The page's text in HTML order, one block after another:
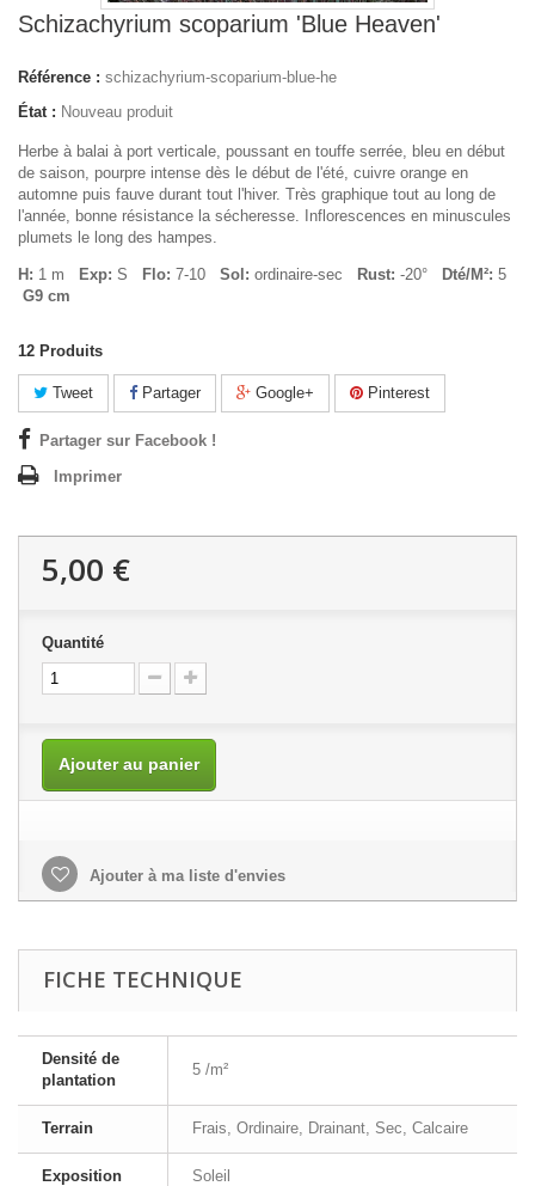
Schizachyrium scoparium 'Blue Heaven'
Référence : schizachyrium-scoparium-blue-he
État : Nouveau produit
Herbe à balai à port verticale, poussant en touffe serrée, bleu en début
de saison, pourpre intense dès le début de l'été, cuivre orange en
automne puis fauve durant tout l'hiver. Très graphique tout au long de
l'année, bonne résistance la sécheresse. Inflorescences en minuscules
plumets le long des hampes.
H: 1 m Exp: S Flo: 7-10 Sol: ordinaire-sec Rust: -20° Dté/M²: 5
G9 cm
12 Produits
Tweet Partager Google+ Pinterest
Partager sur Facebook !
Imprimer
5,00 €
Quantité
Ajouter au panier
Ajouter à ma liste d'envies
FICHE TECHNIQUE
Densité de
plantation
5 /m²
Terrain Frais, Ordinaire, Drainant, Sec, Calcaire
Exposition Soleil